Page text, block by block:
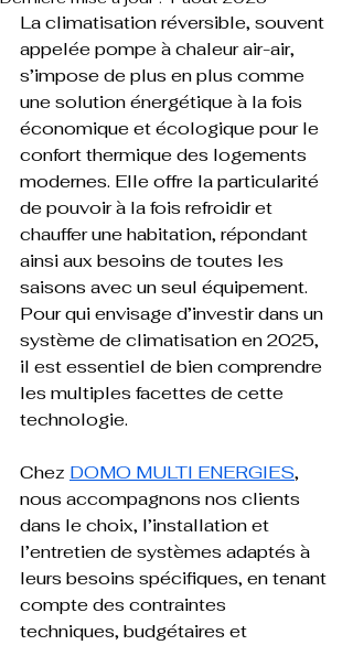
La climatisation réversible, souvent
appelée pompe à chaleur air-air,
s’impose de plus en plus comme
une solution énergétique à la fois
économique et écologique pour le
confort thermique des logements
modernes. Elle offre la particularité
de pouvoir à la fois refroidir et
chauffer une habitation, répondant
ainsi aux besoins de toutes les
saisons avec un seul équipement.
Pour qui envisage d’investir dans un
système de climatisation en 2025,
il est essentiel de bien comprendre
les multiples facettes de cette
technologie.
Chez DOMO MULTI ENERGIES,
nous accompagnons nos clients
dans le choix, l’installation et
l’entretien de systèmes adaptés à
leurs besoins spécifiques, en tenant
compte des contraintes
techniques, budgétaires et